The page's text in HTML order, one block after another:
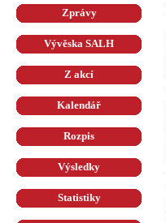
Zprávy
Vývěska SALH
Z akcí
Kalendář
Rozpis
Výsledky
Statistiky